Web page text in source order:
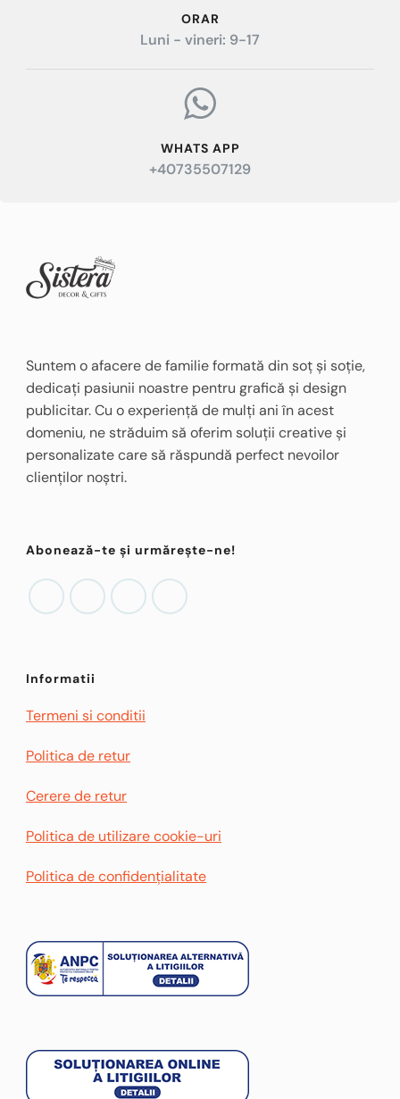
ORAR
Luni - vineri: 9-17
WHATS APP
+40735507129
Suntem o afacere de familie formată din soț și soție,
dedicați pasiunii noastre pentru grafică și design
publicitar. Cu o experiență de mulți ani în acest
domeniu, ne străduim să oferim soluții creative și
personalizate care să răspundă perfect nevoilor
clienților noștri.
Abonează-te și urmărește-ne!
Informatii
Termeni si conditii
Politica de retur
Cerere de retur
Politica de utilizare cookie-uri
Politica de confidențialitate